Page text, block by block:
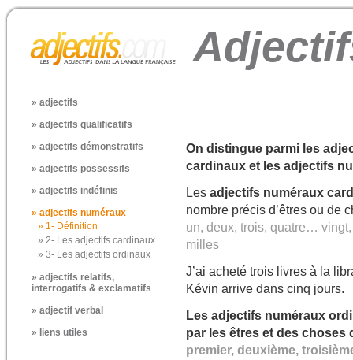
» adjectifs
» adjectifs qualificatifs
» adjectifs démonstratifs
» adjectifs possessifs
» adjectifs indéfinis
» adjectifs numéraux
» 1- Définition
» 2- Les adjectifs cardinaux
» 3- Les adjectifs ordinaux
» adjectifs relatifs,
interrogatifs & exclamatifs
» adjectif verbal
» liens utiles
On distingue parmi les
cardinaux et les adjectifs
Les adjectifs numéraux
nombre précis d’êtres ou de
un, deux, trois, quatre…
milles
J’ai acheté trois livres à la
Kévin arrive dans cinq jours.
Les adjectifs numéraux
par les êtres et des choses
premier, deuxième,